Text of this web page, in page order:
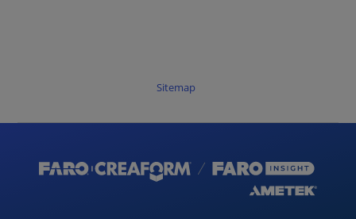
Sitemap